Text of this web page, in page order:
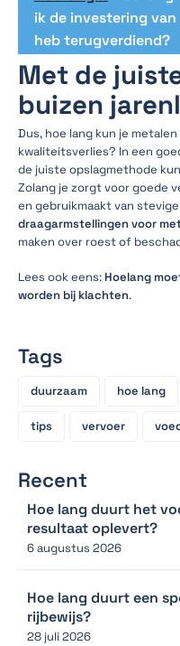
ik de investering
heb terugverdiend?
Met de
buizen
Dus, hoe lang kun je
kwaliteitsverlies? In een
de juiste opslagmethode
Zolang je zorgt voor goede
en gebruikmaakt van
draagarmstellingen voor
maken over roest of
Lees ook eens:Hoelang
worden bij klachten.
Tags
duurzaam hoe lang
tips vervoer
Recent
Hoe lang duurt het
resultaat oplevert?
6 augustus 2026
Hoe lang duurt een
rijbewijs?
28 juli 2026